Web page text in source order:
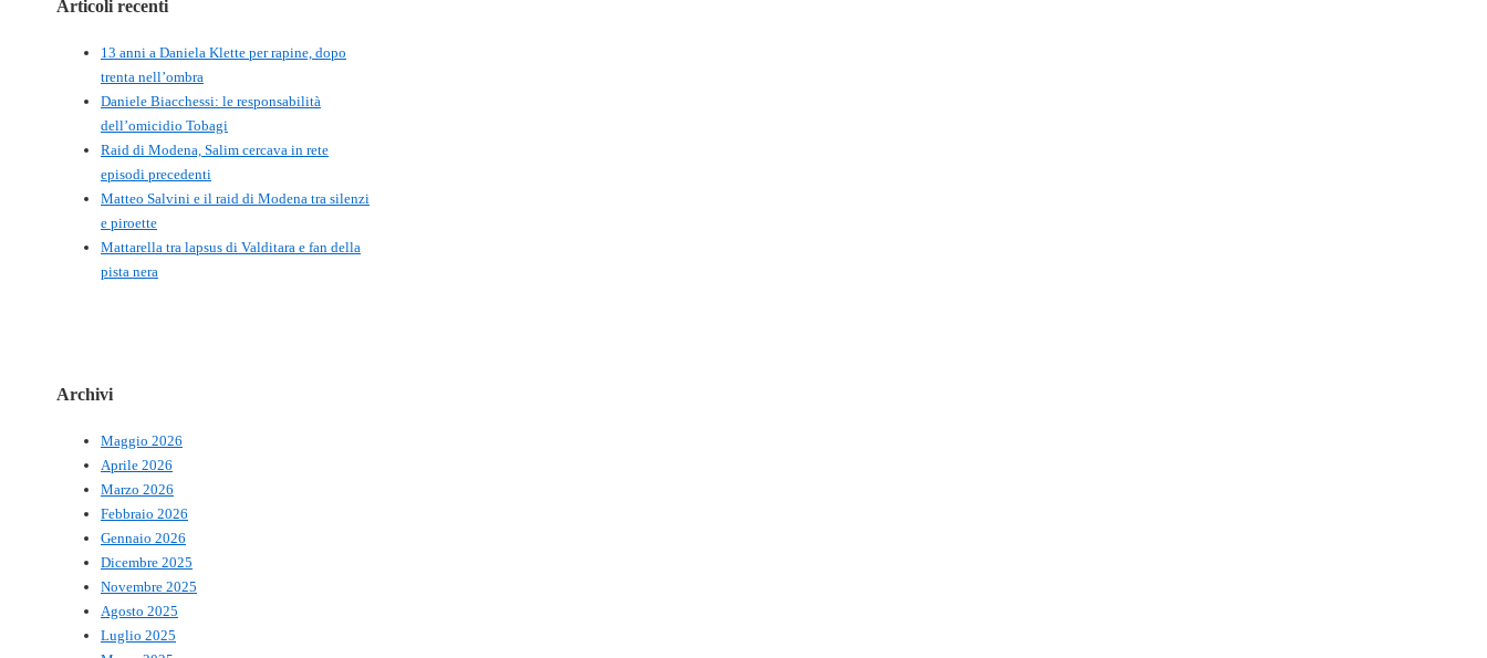
Articoli recenti
13 anni a Daniela Klette per rapine, dopo
trenta nell’ombra
Daniele Biacchessi: le responsabilità
dell’omicidio Tobagi
Raid di Modena, Salim cercava in rete
episodi precedenti
Matteo Salvini e il raid di Modena tra silenzi
e piroette
Mattarella tra lapsus di Valditara e fan della
pista nera
Archivi
Maggio 2026
Aprile 2026
Marzo 2026
Febbraio 2026
Gennaio 2026
Dicembre 2025
Novembre 2025
Agosto 2025
Luglio 2025